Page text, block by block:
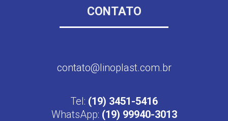
CONTATO
contato@linoplast.com.br
Tel: (19) 3451-5416
WhatsApp: (19) 99940-3013